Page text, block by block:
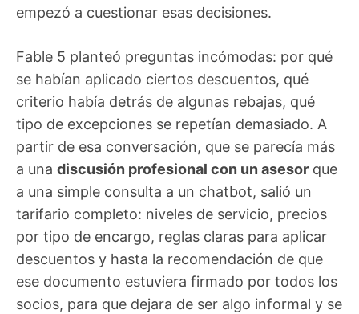
empezó a cuestionar esas decisiones.
Fable 5 planteó preguntas incómodas: por qué
se habían aplicado ciertos descuentos, qué
criterio había detrás de algunas rebajas, qué
tipo de excepciones se repetían demasiado. A
partir de esa conversación, que se parecía más
a una discusión profesional con un asesor que
a una simple consulta a un chatbot, salió un
tarifario completo: niveles de servicio, precios
por tipo de encargo, reglas claras para aplicar
descuentos y hasta la recomendación de que
ese documento estuviera firmado por todos los
socios, para que dejara de ser algo informal y se